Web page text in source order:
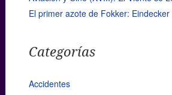
El primer azote de Fokker: Eindecker
Categorías
Accidentes